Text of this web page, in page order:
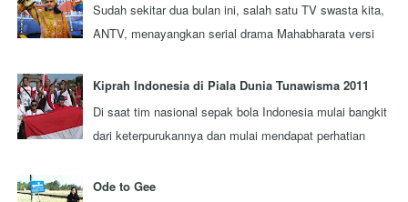
Sudah sekitar dua bulan ini, salah satu TV swasta kita,
ANTV, menayangkan serial drama Mahabharata versi
Kiprah Indonesia di Piala Dunia Tunawisma 2011
Di saat tim nasional sepak bola Indonesia mulai bangkit
dari keterpurukannya dan mulai mendapat perhatian
Ode to Gee